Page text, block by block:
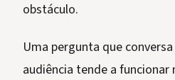
obstáculo.
Uma pergunta que
audiência tende a funcionar